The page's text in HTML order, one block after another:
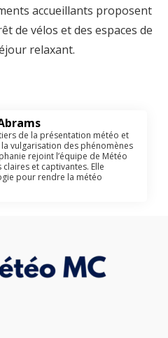
accueillants proposent
de vélos et des espaces de
relaxant.
de la présentation météo et
vulgarisation des phénomènes
rejoint l’équipe de Météo
et captivantes. Elle
pour rendre la météo